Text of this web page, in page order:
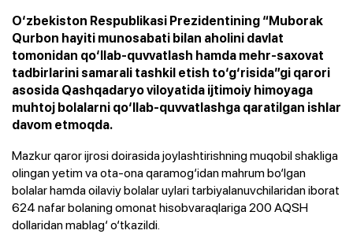
O‘zbekiston Respublikasi Prezidentining “Muborak
Qurbon hayiti munosabati bilan aholini davlat
tomonidan qo‘llab-quvvatlash hamda mehr-saxovat
tadbirlarini samarali tashkil etish to‘g‘risida”gi qarori
asosida Qashqadaryo viloyatida ijtimoiy himoyaga
muhtoj bolalarni qo‘llab-quvvatlashga qaratilgan ishlar
davom etmoqda.
Mazkur qaror ijrosi doirasida joylashtirishning muqobil shakliga
olingan yetim va ota-ona qaramog‘idan mahrum bo‘lgan
bolalar hamda oilaviy bolalar uylari tarbiyalanuvchilaridan iborat
624 nafar bolaning omonat hisobvaraqlariga 200 AQSH
dollaridan mablag‘ o‘tkazildi.